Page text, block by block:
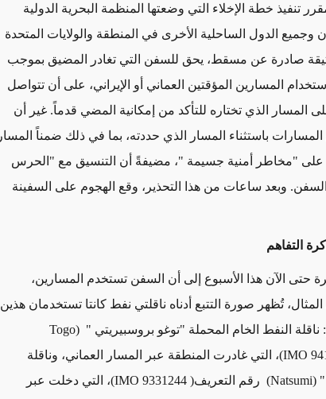
تنفيذ خطة الإخلاء التي وضعتها المنظمة البحرية الدولية
وجميع الدول الساحلية الأخرى في المنطقة والولايات المتحدة
صادرة عن مسقط، يحق للسفن التي تغادر المضيق بموجب
المسارين المؤقتين العماني أو الإيراني، على أن تتواصل
المسار الذي تختاره للتأكد من إمكانية المضي قدماً. غير أن
باستثناء المسار الذي حددته، بما في ذلك ضمناً المسار
على "مخاطر أمنية جسيمة "، مضيفةً أن التنسيق مع "الحرس
السفن. وبعد ساعات من هذا التحذير، وقع الهجوم على السفينة
التفاهم
حتى الآن هذا الأسبوع إلى أن السفن تستخدم المسارين،
تُظهر صورة التتبع أدناه ناقلتي نفط كانتا تستخدمان هذين
النفط الخام المحملة "توغو بروسبيريتي
" (Togo
، التي غادرت المنطقة عبر المسار العماني، وناقلة
" (Natsumi) رقم التعريف( IMO 9331244)
، التي دخلت عبر